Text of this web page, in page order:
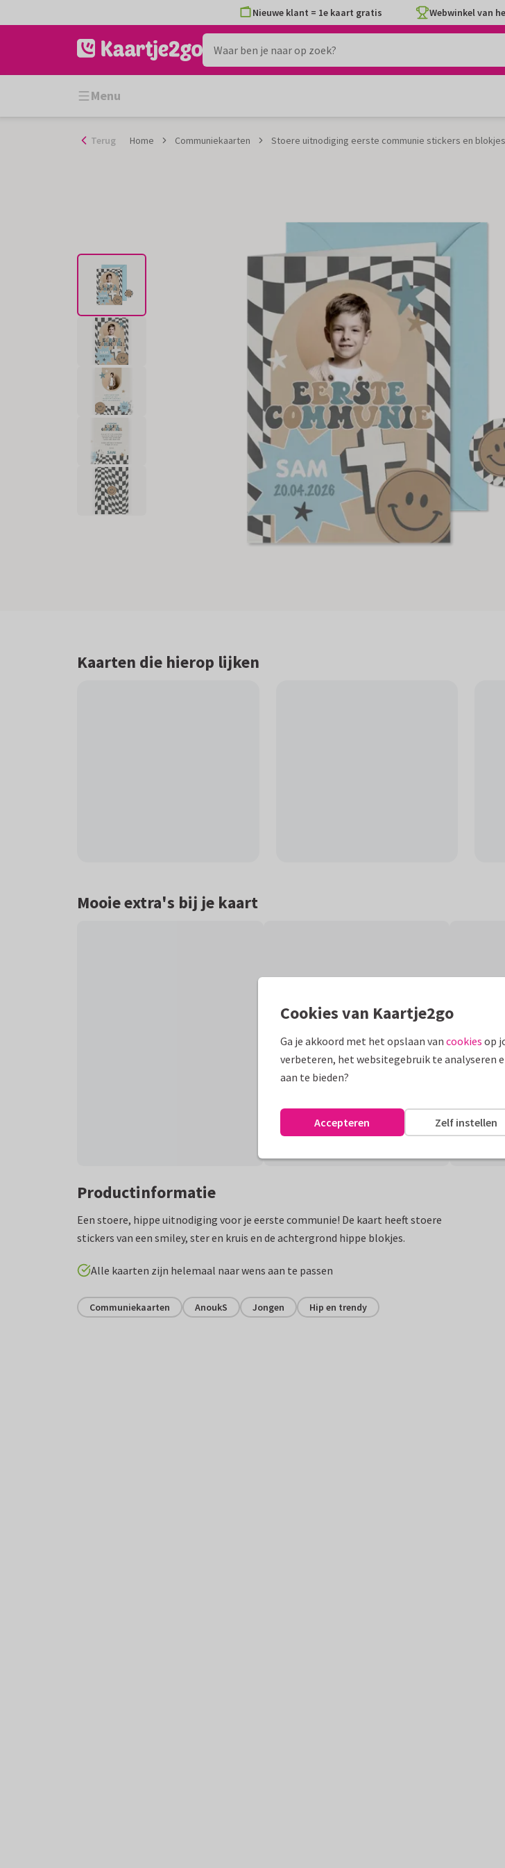
naar
Nieuwe klant = 1e kaart gratis Webwinkel van
Menu
Terug Home Communiekaarten Stoere uitnodiging eerste communie stickers en blokjes
Kaarten die hierop lijken
Mooie extra's bij je kaart
Productinformatie
Een stoere, hippe uitnodiging voor je eerste communie! De kaart heeft stoere
stickers van een smiley, ster en kruis en de achtergrond hippe blokjes.
Alle kaarten zijn helemaal naar wens aan te passen
Communiekaarten AnoukS Jongen Hip en trendy
Cookies van Kaartje2go
Ga je akkoord met het opslaan van cookies op
verbeteren, het websitegebruik te analyseren
aan te bieden?
Zelf instellen
Accepteren